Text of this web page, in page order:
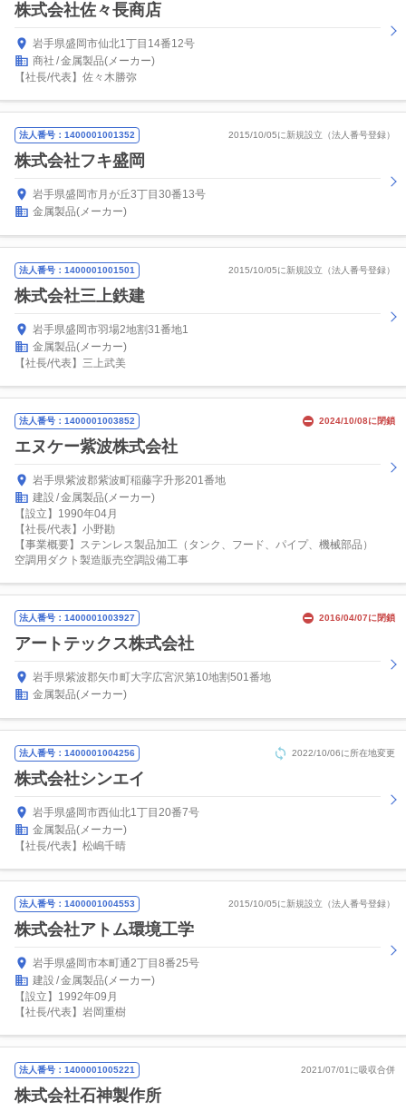
株式会社佐々長商店
岩手県盛岡市仙北1丁目14番12号
商社 金属製品(メーカー)
【社長/代表】佐々木勝弥
法人番号：1400001001352 2015/10/05に新規設立（法人番号登録）
株式会社フキ盛岡
岩手県盛岡市月が丘3丁目30番13号
金属製品(メーカー)
法人番号：1400001001501 2015/10/05に新規設立（法人番号登録）
株式会社三上鉄建
岩手県盛岡市羽場2地割31番地1
金属製品(メーカー)
【社長/代表】三上武美
法人番号：1400001003852 2024/10/08に閉鎖
エヌケー紫波株式会社
岩手県紫波郡紫波町稲藤字升形201番地
建設 金属製品(メーカー)
【設立】1990年04月
【社長/代表】小野勘
【事業概要】ステンレス製品加工（タンク、フード、パイプ、機械部品）
空調用ダクト製造販売空調設備工事
法人番号：1400001003927 2016/04/07に閉鎖
アートテックス株式会社
岩手県紫波郡矢巾町大字広宮沢第10地割501番地
金属製品(メーカー)
法人番号：1400001004256 2022/10/06に所在地変更
株式会社シンエイ
岩手県盛岡市西仙北1丁目20番7号
金属製品(メーカー)
【社長/代表】松嶋千晴
法人番号：1400001004553 2015/10/05に新規設立（法人番号登録）
株式会社アトム環境工学
岩手県盛岡市本町通2丁目8番25号
建設 金属製品(メーカー)
【設立】1992年09月
【社長/代表】岩岡重樹
法人番号：1400001005221 2021/07/01に吸収合併
株式会社石神製作所